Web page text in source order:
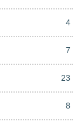
4
7
23
8